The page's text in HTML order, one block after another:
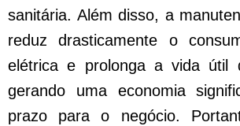
sanitária. Além disso, a
reduz drasticamente o
elétrica e prolonga a vida útil
gerando uma economia
prazo para o negócio.